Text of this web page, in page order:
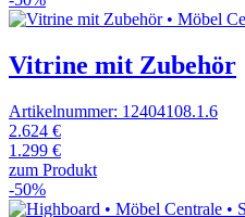
Vitrine mit Zubehör
Artikelnummer: 12404108.1.6
2.624 €
1.299 €
zum Produkt
-50%